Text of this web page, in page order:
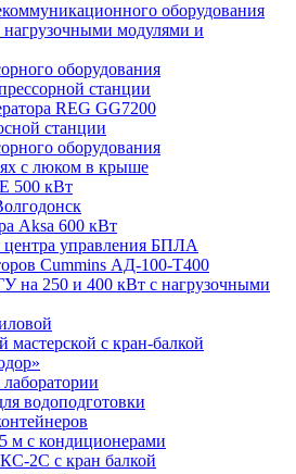
оборудования
модулями и
оборудования
станции
REG GG7200
станции
оборудования
с люком в крыше
500 кВт
Aksa 600 кВт
центра управления БПЛА
Cummins АД-100-Т400
на 250 и 400 кВт с нагрузочными
мастерской с кран-балкой
водоподготовки
м с кондиционерами
2С с кран балкой